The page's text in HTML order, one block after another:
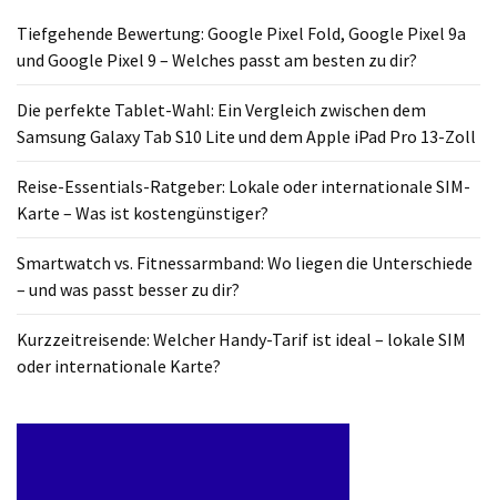
Tiefgehende Bewertung: Google Pixel Fold, Google Pixel 9a
und Google Pixel 9 – Welches passt am besten zu dir?
Die perfekte Tablet-Wahl: Ein Vergleich zwischen dem
Samsung Galaxy Tab S10 Lite und dem Apple iPad Pro 13-Zoll
Reise-Essentials-Ratgeber: Lokale oder internationale SIM-
Karte – Was ist kostengünstiger?
Smartwatch vs. Fitnessarmband: Wo liegen die Unterschiede
– und was passt besser zu dir?
Kurzzeitreisende: Welcher Handy-Tarif ist ideal – lokale SIM
oder internationale Karte?